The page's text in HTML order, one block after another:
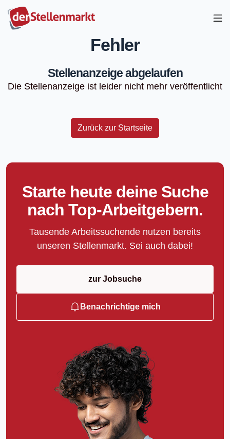
Fehler
Stellenanzeige abgelaufen
Die Stellenanzeige ist leider nicht mehr veröffentlicht
Zurück zur Startseite
Starte heute deine Suche
nach Top-Arbeitgebern.
Tausende Arbeitssuchende nutzen bereits
unseren Stellenmarkt. Sei auch dabei!
zur Jobsuche
Benachrichtige mich